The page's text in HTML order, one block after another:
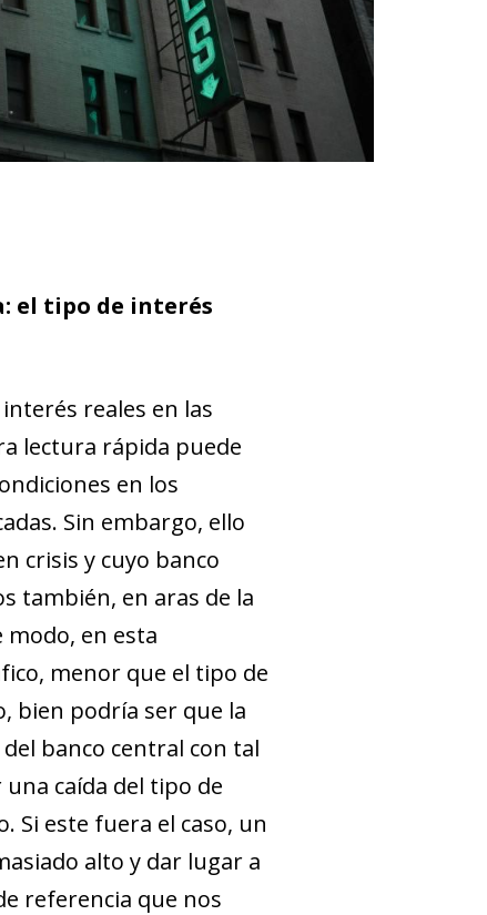
el tipo de interés
reales en las
lectura rápida puede
en los
Sin embargo, ello
crisis y cuyo banco
también, en aras de la
modo, en esta
menor que el tipo de
bien podría ser que la
banco central con tal
caída del tipo de
Si este fuera el caso, un
alto y dar lugar a
referencia que nos